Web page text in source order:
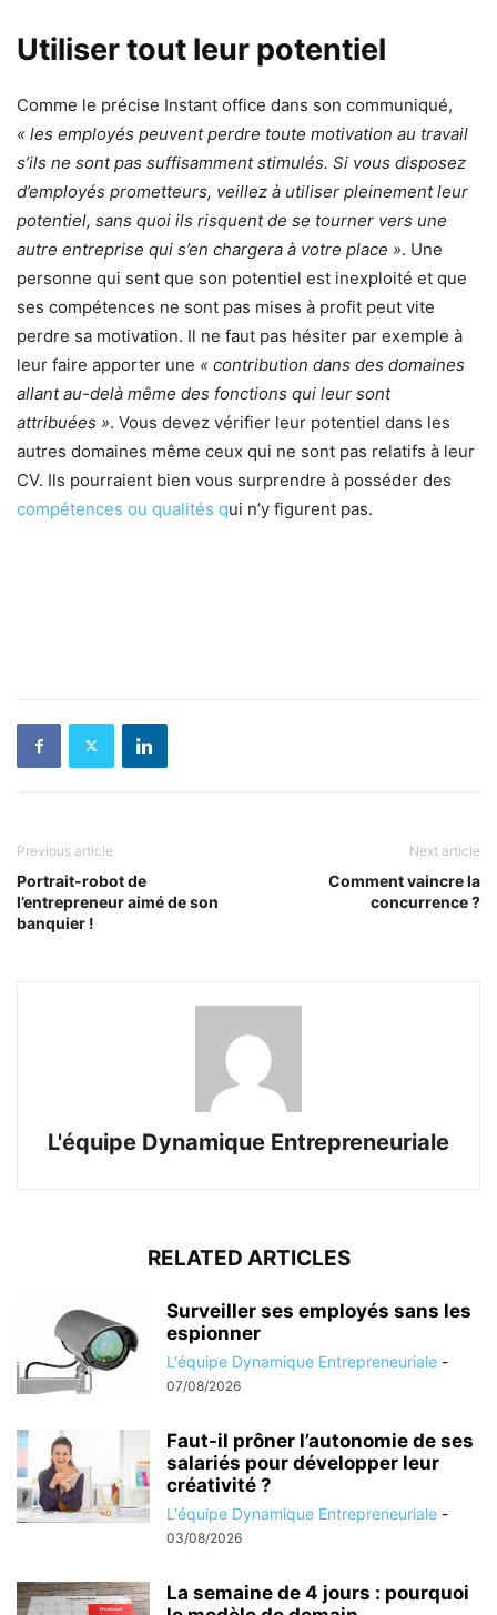
Utiliser tout leur potentiel
Comme le précise Instant office dans son communiqué,
« les employés peuvent perdre toute motivation au travail
s’ils ne sont pas suffisamment stimulés. Si vous disposez
d’employés prometteurs, veillez à utiliser pleinement leur
potentiel, sans quoi ils risquent de se tourner vers une
autre entreprise qui s’en chargera à votre place ». Une
personne qui sent que son potentiel est inexploité et que
ses compétences ne sont pas mises à profit peut vite
perdre sa motivation. Il ne faut pas hésiter par exemple à
leur faire apporter une « contribution dans des domaines
allant au-delà même des fonctions qui leur sont
attribuées ». Vous devez vérifier leur potentiel dans les
autres domaines même ceux qui ne sont pas relatifs à leur
CV. Ils pourraient bien vous surprendre à posséder des
compétences ou qualités qui n’y figurent pas.
Previous article
Portrait-robot de
l’entrepreneur aimé de son
banquier !
Next article
Comment vaincre la
concurrence ?
L'équipe Dynamique Entrepreneuriale
RELATED ARTICLES
Surveiller ses employés sans les
espionner
L'équipe Dynamique Entrepreneuriale -
07/08/2026
Faut-il prôner l’autonomie de ses
salariés pour développer leur
créativité ?
L'équipe Dynamique Entrepreneuriale -
03/08/2026
La semaine de 4 jours : pourquoi